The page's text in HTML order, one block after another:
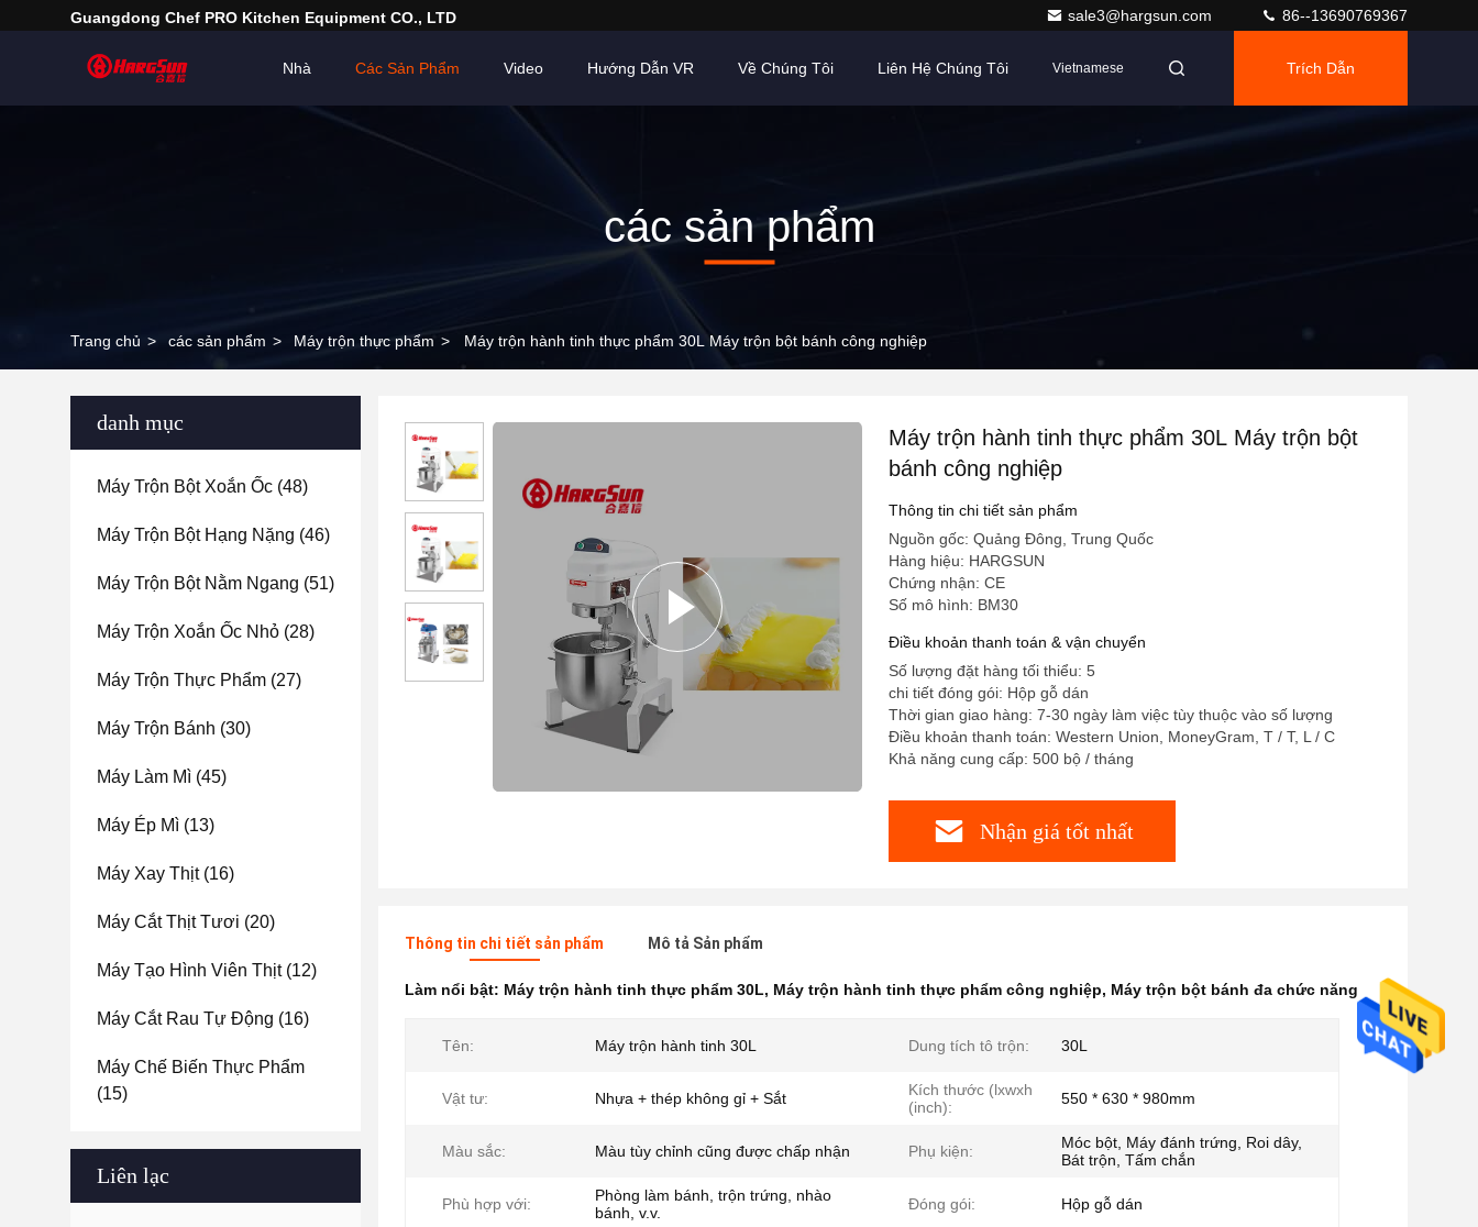
Guangdong Chef PRO Kitchen Equipment CO., LTD sale3@hargsun.com 86--13690769367
Nhà Các Sản Phẩm Video Hướng Dẫn VR Về Chúng Tôi Liên Hệ Chúng Tôi Vietnamese Trích Dẫn
các sản phẩm
Trang chủ > các sản phẩm > Máy trộn thực phẩm > Máy trộn hành tinh thực phẩm 30L Máy trộn bột bánh công nghiệp
danh mục
Máy Trộn Bột Xoắn Ốc (48)
Máy Trộn Bột Hạng Nặng (46)
Máy Trộn Bột Nằm Ngang (51)
Máy Trộn Xoắn Ốc Nhỏ (28)
Máy Trộn Thực Phẩm (27)
Máy Trộn Bánh (30)
Máy Làm Mì (45)
Máy Ép Mì (13)
Máy Xay Thịt(16)
Máy Cắt Thịt Tươi (20)
Máy Tạo Hình Viên Thịt(12)
Máy Cắt Rau Tự Động (16)
Máy Chế Biến Thực Phẩm
(15)
Liên lạc
Máy trộn hành tinh thực phẩm 30L Máy trộn bột
bánh công nghiệp
Thông tin chi tiết sản phẩm
Nguồn gốc: Quảng Đông, Trung Quốc
Hàng hiệu: HARGSUN
Chứng nhận: CE
Số mô hình: BM30
Điều khoản thanh toán & vận chuyển
Số lượng đặt hàng tối thiểu: 5
chi tiết đóng gói: Hộp gỗ dán
Thời gian giao hàng: 7-30 ngày làm việc tùy thuộc vào số lượng
Điều khoản thanh toán: Western Union, MoneyGram, T / T, L / C
Khả năng cung cấp: 500 bộ / tháng
Nhận giá tốt nhất
Thông tin chi tiết sản phẩm Mô tả Sản phẩm
Làm nổi bật: Máy trộn hành tinh thực phẩm 30L, Máy trộn hành tinh thực phẩm công nghiệp, Máy trộn bột bánh đa chức năng
Tên: Máy trộn hành tinh 30L Dung tích tô trộn: 30L
Vật tư: Nhựa + thép không gỉ + Sắt
Kích thước (lxwxh
(inch):
550 * 630 * 980mm
Màu sắc: Màu tùy chỉnh cũng được chấp nhận Phụ kiện:
Móc bột, Máy đánh trứng, Roi dây,
Bát trộn, Tấm chắn
Phù hợp với:
Phòng làm bánh, trộn trứng, nhào
bánh, v.v.
Đóng gói: Hộp gỗ dán